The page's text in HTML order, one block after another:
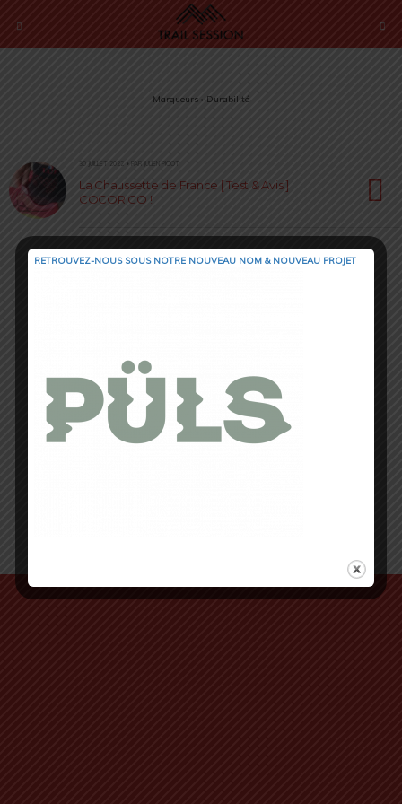
Marqueurs › Durabilité
30 JUILLET 2022 • PAR JULIEN PICOT
La Chaussette de France [ Test & Avis ] :
COCORICO !
RETROUVEZ-NOUS SOUS NOTRE NOUVEAU NOM & NOUVEAU PROJET